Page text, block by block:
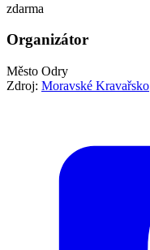
zdarma
Organizátor
Město Odry
Zdroj: Moravské Kravařsko